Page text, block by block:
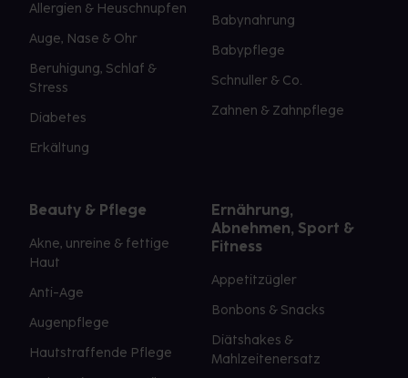
Allergien & Heuschnupfen
Auge, Nase & Ohr
Beruhigung, Schlaf &
Stress
Diabetes
Erkältung
Babynahrung
Babypflege
Schnuller & Co.
Zahnen & Zahnpflege
Beauty & Pflege
Akne, unreine & fettige
Haut
Anti-Age
Augenpflege
Hautstraffende Pflege
Ernährung,
Abnehmen, Sport &
Fitness
Appetitzügler
Bonbons & Snacks
Diätshakes &
Mahlzeitenersatz